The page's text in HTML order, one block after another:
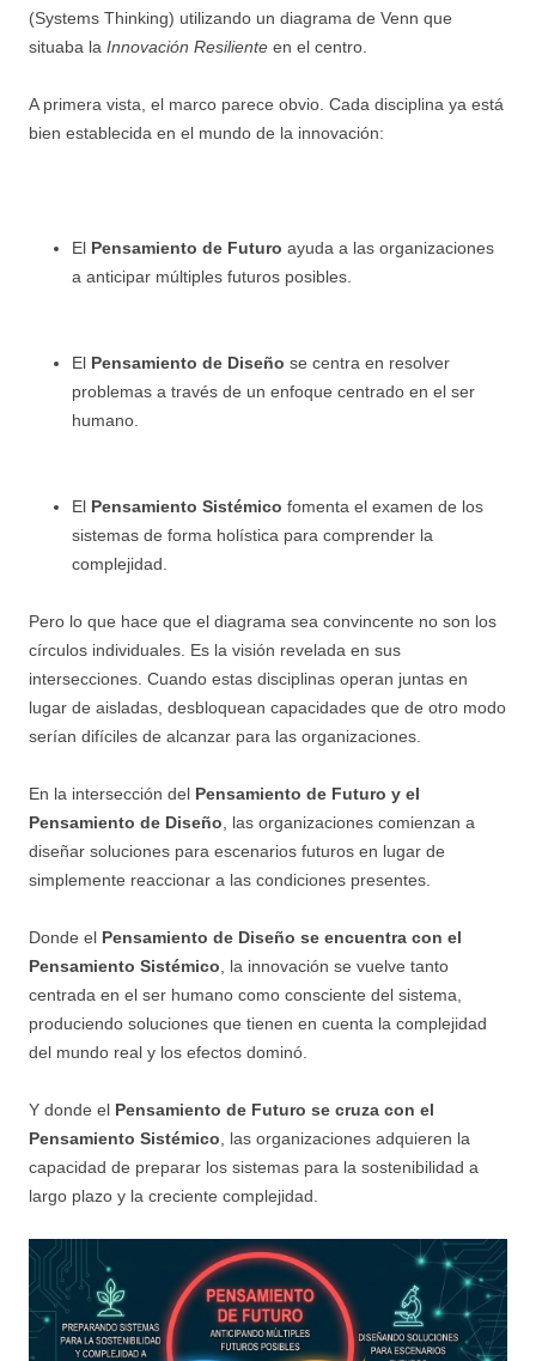
(Systems Thinking) utilizando un diagrama de Venn que
situaba la Innovación Resiliente en el centro.
A primera vista, el marco parece obvio. Cada disciplina ya está
bien establecida en el mundo de la innovación:
El Pensamiento de Futuro ayuda a las organizaciones
a anticipar múltiples futuros posibles.
El Pensamiento de Diseño se centra en resolver
problemas a través de un enfoque centrado en el ser
humano.
El Pensamiento Sistémico fomenta el examen de los
sistemas de forma holística para comprender la
complejidad.
Pero lo que hace que el diagrama sea convincente no son los
círculos individuales. Es la visión revelada en sus
intersecciones. Cuando estas disciplinas operan juntas en
lugar de aisladas, desbloquean capacidades que de otro modo
serían difíciles de alcanzar para las organizaciones.
En la intersección del Pensamiento de Futuro y el
Pensamiento de Diseño , las organizaciones comienzan a
diseñar soluciones para escenarios futuros en lugar de
simplemente reaccionar a las condiciones presentes.
Donde el Pensamiento de Diseño se encuentra con el
Pensamiento Sistémico , la innovación se vuelve tanto
centrada en el ser humano como consciente del sistema,
produciendo soluciones que tienen en cuenta la complejidad
del mundo real y los efectos dominó.
Y donde el Pensamiento de Futuro se cruza con el
Pensamiento Sistémico , las organizaciones adquieren la
capacidad de preparar los sistemas para la sostenibilidad a
largo plazo y la creciente complejidad.